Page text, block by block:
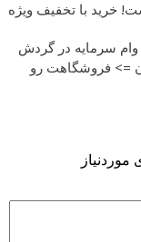
خرید با تخفیف ویژه
وام سرمایه در گردش
=> فروشگاهت رو